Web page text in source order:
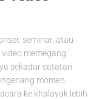
seminar, atau
memegang
sekadar catatan
momen,
ke khalayak lebih